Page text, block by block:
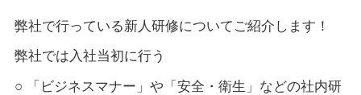
弊社で行っている新人研修についてご紹介します！
弊社では入社当初に行う
○ 「ビジネスマナー」や「安全・衛生」などの社内研